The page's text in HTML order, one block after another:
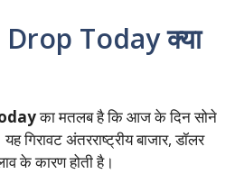
Today क्या
का मतलब है कि आज के दिन सोने
गिरावट अंतरराष्ट्रीय बाजार, डॉलर
के कारण होती है।